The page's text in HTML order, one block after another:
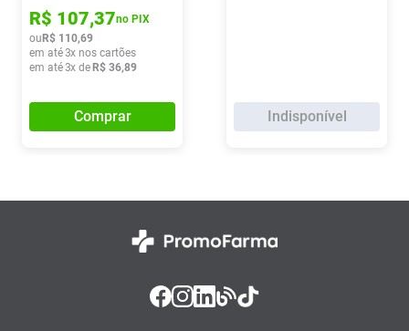
R$ 107,37no PIX
ou R$ 110,69
em até3x nos cartões
em até3x de R$ 36,89
Comprar Indisponível